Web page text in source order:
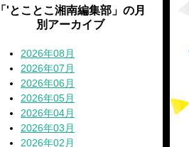
「'とことこ湘南編集部」の月
別アーカイブ
2026年08月
2026年07月
2026年06月
2026年05月
2026年04月
2026年03月
2026年02月